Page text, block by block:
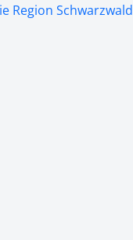
Region Schwarzwald